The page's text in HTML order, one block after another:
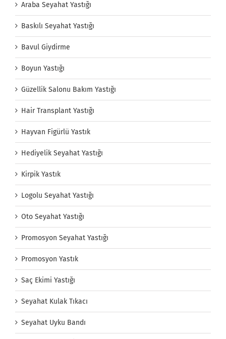
Araba Seyahat Yastığı
Baskılı Seyahat Yastığı
Bavul Giydirme
Boyun Yastığı
Güzellik Salonu Bakım Yastığı
Hair Transplant Yastığı
Hayvan Figürlü Yastık
Hediyelik Seyahat Yastığı
Kirpik Yastık
Logolu Seyahat Yastığı
Oto Seyahat Yastığı
Promosyon Seyahat Yastığı
Promosyon Yastık
Saç Ekimi Yastığı
Seyahat Kulak Tıkacı
Seyahat Uyku Bandı